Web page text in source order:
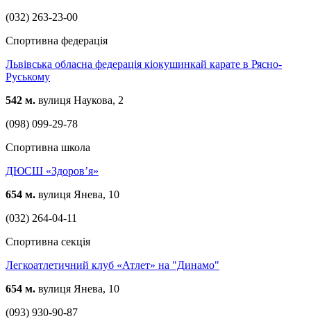
(032) 263-23-00
Спортивна федерація
Львівська обласна федерація кіокушинкай карате в Рясно-
Руському
542 м. вулиця Наукова, 2
(098) 099-29-78
Спортивна школа
ДЮСШ «Здоров’я»
654 м. вулиця Янева, 10
(032) 264-04-11
Спортивна секція
Легкоатлетичний клуб «Атлет» на "Динамо"
654 м. вулиця Янева, 10
(093) 930-90-87